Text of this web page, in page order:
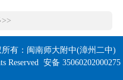
有：闽南师大附中(漳州二中)
Reserved 安备 35060202000275